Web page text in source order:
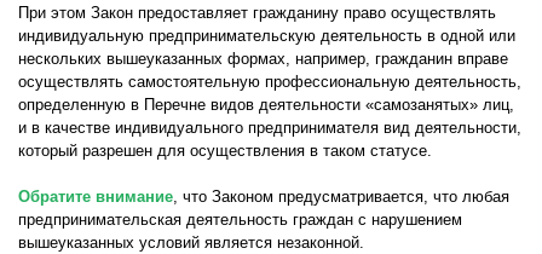
При этом Закон предоставляет гражданину право осуществлять
индивидуальную предпринимательскую деятельность в одной или
нескольких вышеуказанных формах, например, гражданин вправе
осуществлять самостоятельную профессиональную деятельность,
определенную в Перечне видов деятельности «самозанятых» лиц,
и в качестве индивидуального предпринимателя вид деятельности,
который разрешен для осуществления в таком статусе.
Обратите внимание, что Законом предусматривается, что любая
предпринимательская деятельность граждан с нарушением
вышеуказанных условий является незаконной.